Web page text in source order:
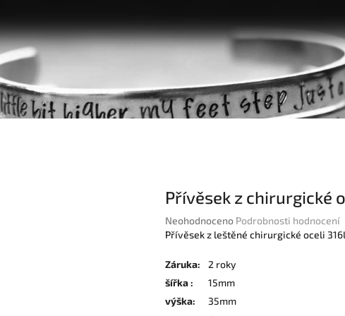
Přívěsek z chirurgické
Průměrné
hodnocení
je
0,0
z
5
Neohodnoceno Podrobnosti hodnocení
Přívěsek z leštěné chirurgické oceli
Záruka:
2 roky
šířka:
15mm
výška:
35mm